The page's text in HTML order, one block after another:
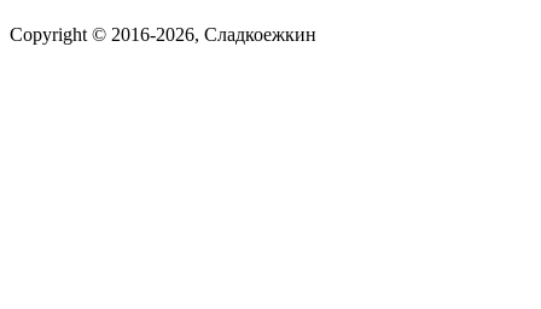
Copyright © 2016-2026, Сладкоежкин